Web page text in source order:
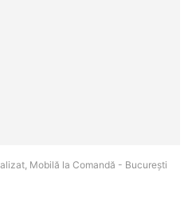
Mobilă la Comandă - Bucureşti